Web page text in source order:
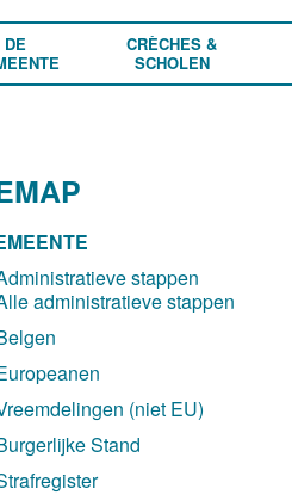
DE
CRÈCHES &
SCHOLEN
stappen
administratieve stappen
(niet EU)
Stand